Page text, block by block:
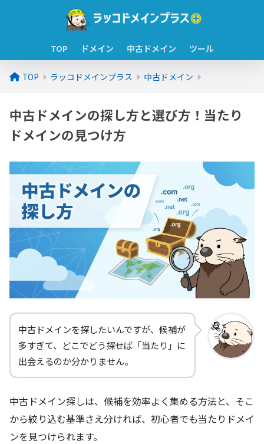
TOP ドメイン 中古ドメイン ツール
TOP ラッコドメインプラス 中古ドメイン
中古ドメインの探し方と選び方！当たり
ドメインの見つけ方
中古ドメインを探したいんですが、候補が
多すぎて、どこでどう探せば「当たり」に
出会えるのか分かりません。
中古ドメイン探しは、候補を効率よく集める方法と、そこ
から絞り込む基準さえ分ければ、初心者でも当たりドメイ
ンを見つけられます。